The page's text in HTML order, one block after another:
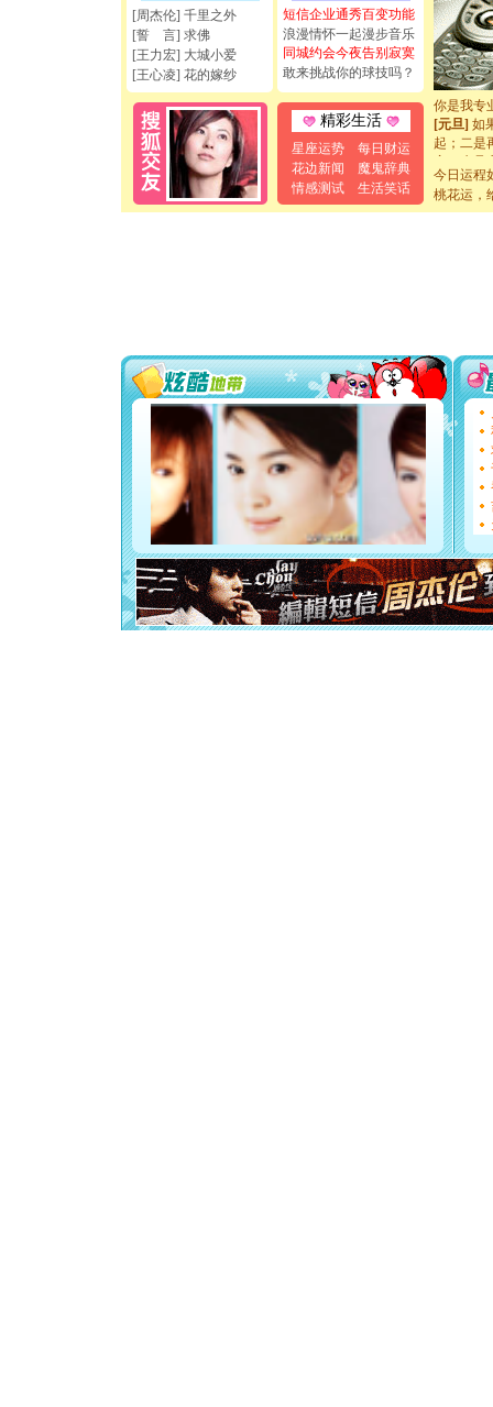
[周杰伦] 千里之外
[誓 言] 求佛
[王力宏] 大城小爱
[王心凌] 花的嫁纱
短信企业通秀百变功能
浪漫情怀一起漫步音乐
同城约会今夜告别寂寞
敢来挑战你的球技吗？
精彩生活
星座运势
每日财运
花边新闻
魔鬼辞典
情感测试
生活笑话
天都要快
[圣诞节]
如意,快
[元旦]看
断电。爱
你是我专
[元旦] 如
起；二是
离。水晶
[元旦]当
泣，这痛
卖了。水
你太多，
要平安
[圣诞节]
能正大
天都要快
[圣诞节]
如意,快
[元旦]
看
断电。
你是我
[元旦]
起；二是
离。水晶
[元旦]当
泣，这痛
今日运程
桃花运，